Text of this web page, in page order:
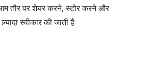
तौर पर शेयर करने, स्टोर करने और
स्वीकार की जाती है